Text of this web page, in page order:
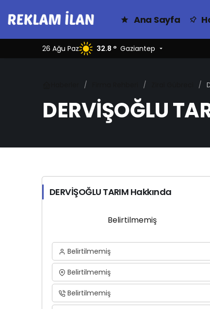
Ana Sayfa
26 Ağu Paz 32.8 ° Gaziantep
DERVİŞOĞLU
DERVİŞOĞLU TARIM Hakkında
Belirtilmemiş
Belirtilmemiş
Belirtilmemiş
Belirtilmemiş